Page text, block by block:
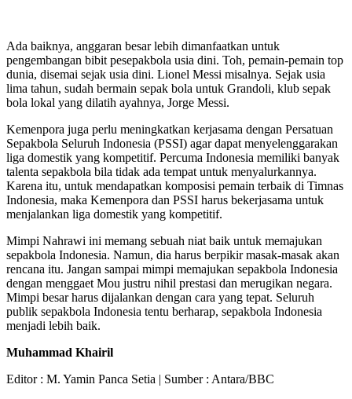
Ada baiknya, anggaran besar lebih dimanfaatkan untuk
pengembangan bibit pesepakbola usia dini. Toh, pemain-pemain top
dunia, disemai sejak usia dini. Lionel Messi misalnya. Sejak usia
lima tahun, sudah bermain sepak bola untuk Grandoli, klub sepak
bola lokal yang dilatih ayahnya, Jorge Messi.
Kemenpora juga perlu meningkatkan kerjasama dengan Persatuan
Sepakbola Seluruh Indonesia (PSSI) agar dapat menyelenggarakan
liga domestik yang kompetitif. Percuma Indonesia memiliki banyak
talenta sepakbola bila tidak ada tempat untuk menyalurkannya.
Karena itu, untuk mendapatkan komposisi pemain terbaik di Timnas
Indonesia, maka Kemenpora dan PSSI harus bekerjasama untuk
menjalankan liga domestik yang kompetitif.
Mimpi Nahrawi ini memang sebuah niat baik untuk memajukan
sepakbola Indonesia. Namun, dia harus berpikir masak-masak akan
rencana itu. Jangan sampai mimpi memajukan sepakbola Indonesia
dengan menggaet Mou justru nihil prestasi dan merugikan negara.
Mimpi besar harus dijalankan dengan cara yang tepat. Seluruh
publik sepakbola Indonesia tentu berharap, sepakbola Indonesia
menjadi lebih baik.
Muhammad Khairil
Editor : M. Yamin Panca Setia | Sumber : Antara/BBC